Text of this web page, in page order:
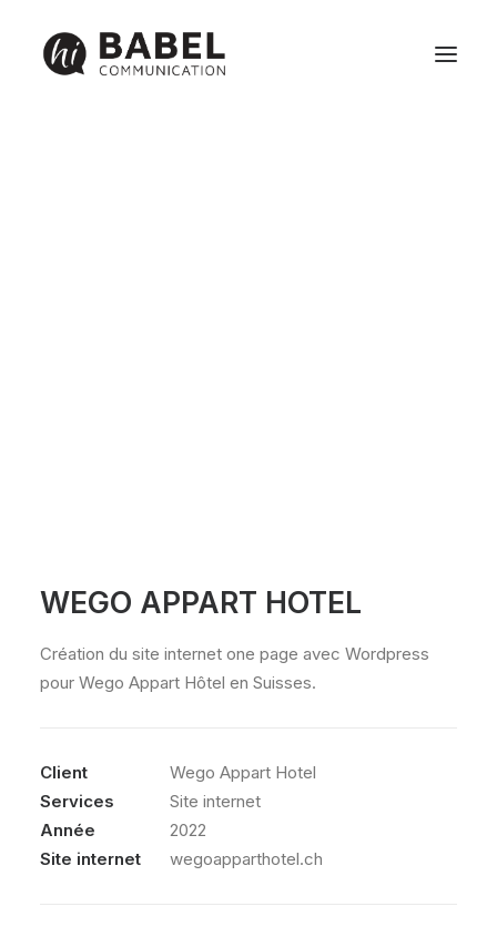
WEGO APPART HOTEL
Création du site internet one page avec Wordpress
pour Wego Appart Hôtel en Suisses.
Client
Wego Appart Hotel
Services
Site internet
Année
2022
Site internet
wegoapparthotel.ch